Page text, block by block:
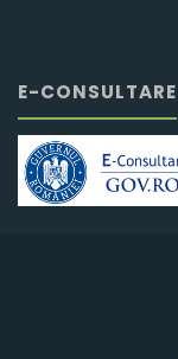
E-CONSULTARE